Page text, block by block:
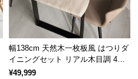
幅138cm 天然木一枚板風 はつりダ
イニングセット リアル木目調 4人
掛け チェア4脚セット
¥49,999